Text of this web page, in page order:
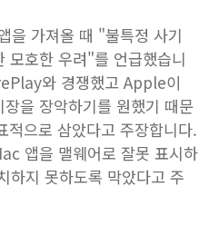
을 가져올 때 "불특정 사기
모호한 우려"를 언급했습니
와 경쟁했고 Apple이
을 장악하기를 원했기 때문
으로 삼았다고 주장합니다.
앱을 맬웨어로 잘못 표시하
하지 못하도록 막았다고 주